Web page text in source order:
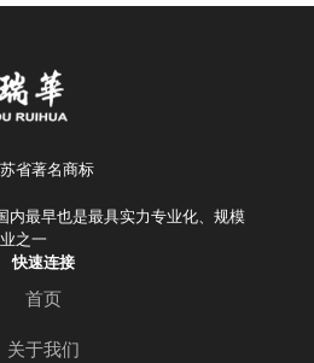
省著名商标
内最早也是最具实力专业化、规模
之一
快速连接
首页
关于我们